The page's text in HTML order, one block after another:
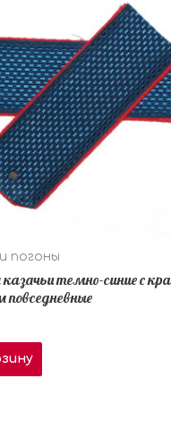
погоны
темно-синие с